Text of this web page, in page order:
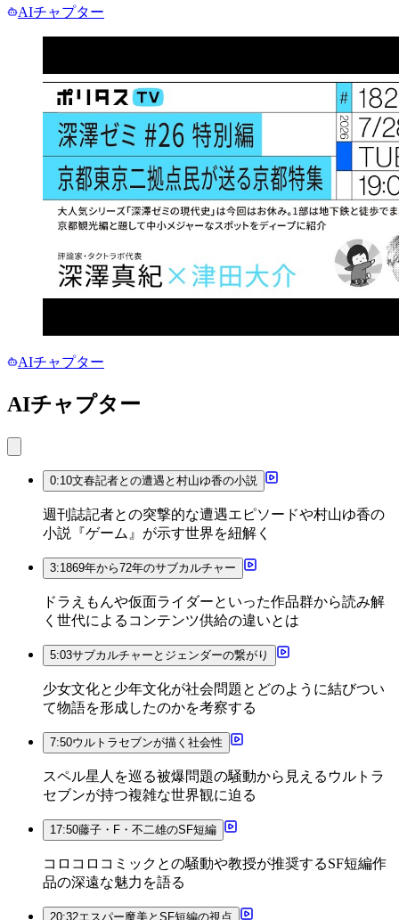
AIチャプター
AIチャプター
AIチャプター
0:10文春記者との遭遇と村山ゆ香の小説
週刊誌記者との突撃的な遭遇エピソードや村山ゆ香の
小説『ゲーム』が示す世界を紐解く
3:1869年から72年のサブカルチャー
ドラえもんや仮面ライダーといった作品群から読み解
く世代によるコンテンツ供給の違いとは
5:03サブカルチャーとジェンダーの繋がり
少女文化と少年文化が社会問題とどのように結びつい
て物語を形成したのかを考察する
7:50ウルトラセブンが描く社会性
スペル星人を巡る被爆問題の騒動から見えるウルトラ
セブンが持つ複雑な世界観に迫る
17:50藤子・F・不二雄のSF短編
コロコロコミックとの騒動や教授が推奨するSF短編作
品の深遠な魅力を語る
20:32エスパー魔美とSF短編の視点